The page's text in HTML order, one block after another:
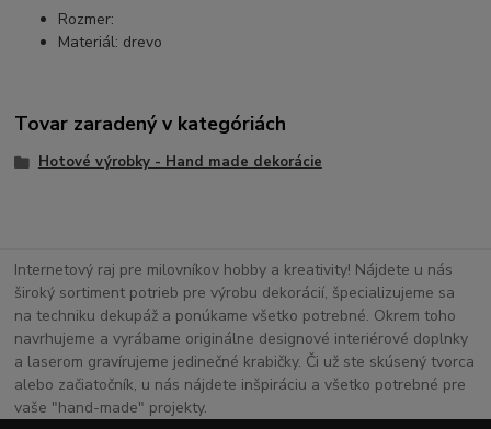
Rozmer:
Materiál: drevo
Tovar zaradený v kategóriách
Hotové výrobky - Hand made dekorácie
Internetový raj pre milovníkov hobby a kreativity! Nájdete u nás
široký sortiment potrieb pre výrobu dekorácií, špecializujeme sa
na techniku dekupáž a ponúkame všetko potrebné. Okrem toho
navrhujeme a vyrábame originálne designové interiérové doplnky
a laserom gravírujeme jedinečné krabičky. Či už ste skúsený tvorca
alebo začiatočník, u nás nájdete inšpiráciu a všetko potrebné pre
vaše "hand-made" projekty.